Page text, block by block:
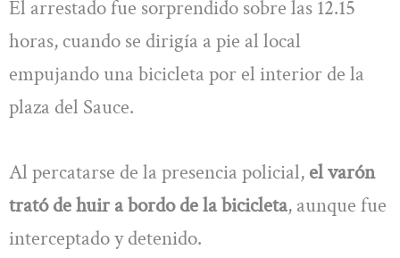
El arrestado fue sorprendido sobre las 12.15
horas, cuando se dirigía a pie al local
empujando una bicicleta por el interior de la
plaza del Sauce.
Al percatarse de la presencia policial, el varón
trató de huir a bordo de la bicicleta, aunque fue
interceptado y detenido.